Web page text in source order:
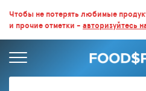
ВСЕ СКИДКИ И ВЫГОДНЫЕ ЦЕНЫ НА ПРОДУКТЫ
БОЛЬШЕ 100 000 ТОВАРОВ. ЕЖЕДНЕВНОЕ
Чтобы не потерять любимые
и прочие отметки - авторизуйтесь